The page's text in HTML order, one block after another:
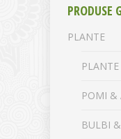
PRODUSE
PLANTE
POMI &
BULBI